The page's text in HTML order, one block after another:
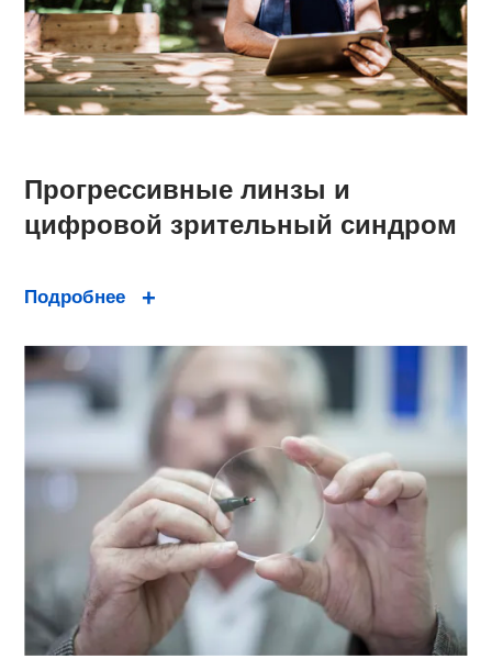
Прогрессивные линзы и
цифровой зрительный синдром
Подробнее